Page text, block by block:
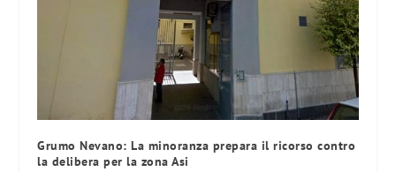
Grumo Nevano: La minoranza prepara il ricorso contro
la delibera per la zona Asi